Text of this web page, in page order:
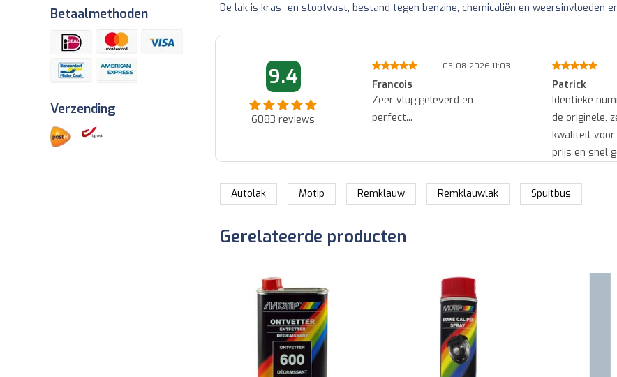
Betaalmethoden
Verzending
De lak is kras- en stootvast, bestand tegen benzine, chemicaliën en weersinvloeden
9.4
6083 reviews
06-06-2026 08:52 01-06-2026 10:06
Binnen paar uur reactie van
klantenservice via de mail.
05-08-2026 11:03
Francois
Zeer vlug geleverd en
perfect...
Patrick
Identieke
de originele,
kwaliteit voor
prijs en snel
Autolak Motip Remklauw Remklauwlak Spuitbus
Gerelateerde producten